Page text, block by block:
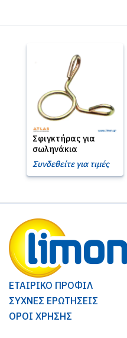
Σφιγκτήρας για
σωληνάκια
Συνδεθείτε για τιμές
ΕΤΑΙΡΙΚΟ ΠΡΟΦΙΛ
ΣΥΧΝΕΣ ΕΡΩΤΗΣΕΙΣ
ΟΡΟΙ ΧΡΗΣΗΣ